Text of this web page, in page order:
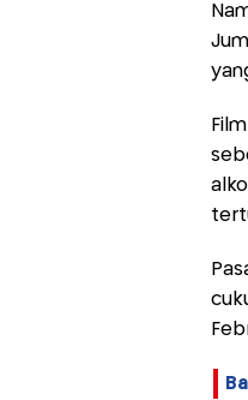
Film